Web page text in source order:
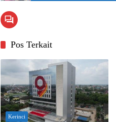
Pos Terkait
Kerinci